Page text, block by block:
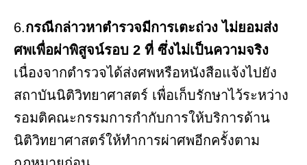
6.กรณีกล่าวหาตำรวจมีการเตะถ่วง ไม่ยอมส่ง
ศพเพื่อผ่าพิสูจน์รอบ 2 ที่ ซึ่งไม่เป็นความจริง
เนื่องจากตำรวจได้ส่งศพหรือหนังสือแจ้งไปยัง
สถาบันนิติวิทยาศาสตร์ เพื่อเก็บรักษาไว้ระหว่าง
รอมติคณะกรรมการกำกับการให้บริการด้าน
นิติวิทยาศาสตร์ให้ทำการผ่าศพอีกครั้งตาม